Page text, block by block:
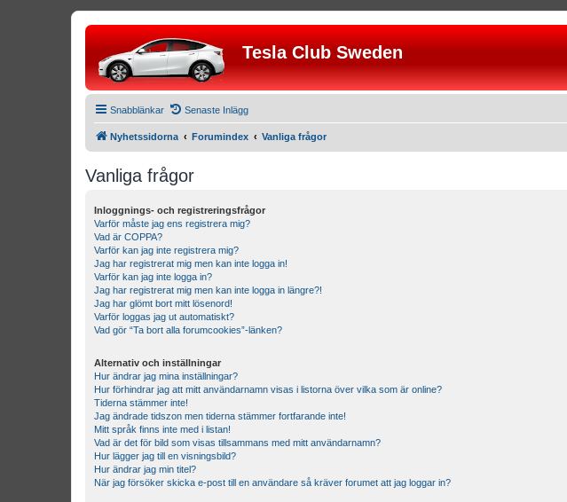
Tesla Club Sweden
Snabblänkar Senaste Inlägg
Nyhetssidorna Forumindex Vanliga frågor
Vanliga frågor
Inloggnings- och registreringsfrågor
Varför måste jag ens registrera mig?
Vad är COPPA?
Varför kan jag inte registrera mig?
Jag har registrerat mig men kan inte logga in!
Varför kan jag inte logga in?
Jag har registrerat mig men kan inte logga in längre?!
Jag har glömt bort mitt lösenord!
Varför loggas jag ut automatiskt?
Vad gör “Ta bort alla forumcookies”-länken?
Alternativ och inställningar
Hur ändrar jag mina inställningar?
Hur förhindrar jag att mitt användarnamn visas i listorna över vilka som är online?
Tiderna stämmer inte!
Jag ändrade tidszon men tiderna stämmer fortfarande inte!
Mitt språk finns inte med i listan!
Vad är det för bild som visas tillsammans med mitt användarnamn?
Hur lägger jag till en visningsbild?
Hur ändrar jag min titel?
När jag försöker skicka e-post till en användare så kräver forumet att jag loggar in?